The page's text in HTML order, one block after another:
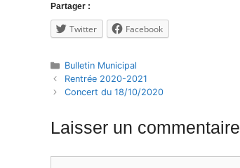
Partager :
Twitter Facebook
Catégories
Bulletin Municipal
Rentrée 2020-2021
Concert du 18/10/2020
Laisser un commentaire
Commentaire